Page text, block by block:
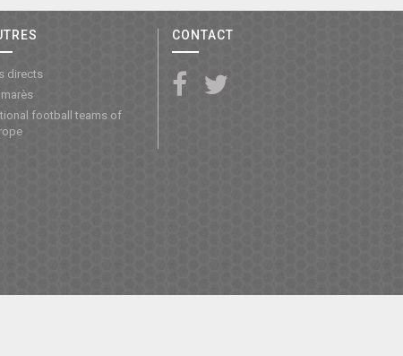
directs
football teams of
CONTACT